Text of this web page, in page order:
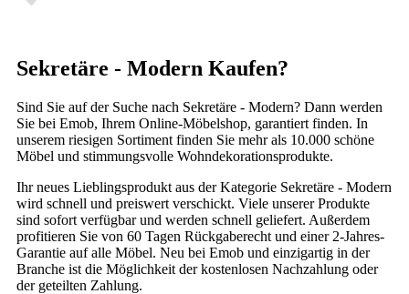
Sekretäre - Modern Kaufen?
Sind Sie auf der Suche nach Sekretäre - Modern? Dann werden
Sie bei Emob, Ihrem Online-Möbelshop, garantiert finden. In
unserem riesigen Sortiment finden Sie mehr als 10.000 schöne
Möbel und stimmungsvolle Wohndekorationsprodukte.
Ihr neues Lieblingsprodukt aus der Kategorie Sekretäre - Modern
wird schnell und preiswert verschickt. Viele unserer Produkte
sind sofort verfügbar und werden schnell geliefert. Außerdem
profitieren Sie von 60 Tagen Rückgaberecht und einer 2-Jahres-
Garantie auf alle Möbel. Neu bei Emob und einzigartig in der
Branche ist die Möglichkeit der kostenlosen Nachzahlung oder
der geteilten Zahlung.